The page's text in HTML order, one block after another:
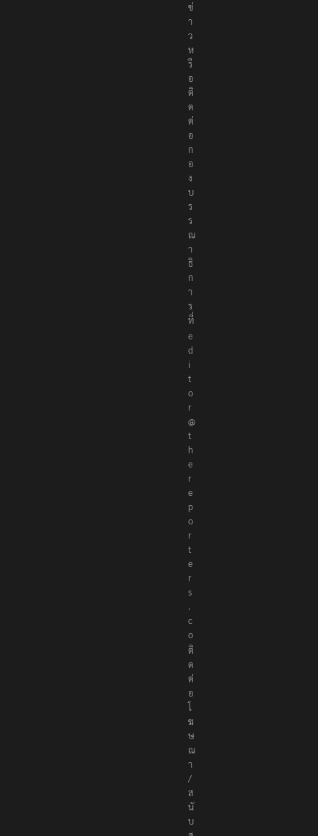
ข่
า
ว
ห
รื
อ
ติ
ด
ต่
อ
ก
อ
ง
บ
ร
ร
ณ
า
ธิ
ก
า
ร
ที่
e
d
i
t
o
r
@
t
h
e
r
e
p
o
r
t
e
r
s
.
c
o
ติ
ด
ต่
อ
โ
ฆ
ษ
ณ
า
/
ส
นั
บ